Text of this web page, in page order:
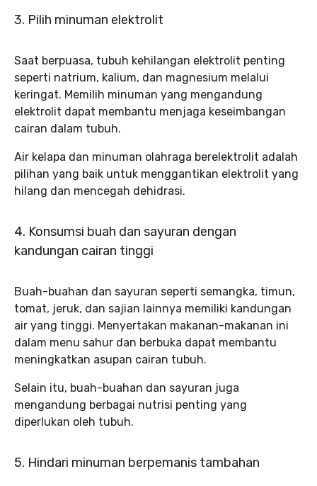
3. Pilih minuman elektrolit
Saat berpuasa, tubuh kehilangan elektrolit penting
seperti natrium, kalium, dan magnesium melalui
keringat. Memilih minuman yang mengandung
elektrolit dapat membantu menjaga keseimbangan
cairan dalam tubuh.
Air kelapa dan minuman olahraga berelektrolit adalah
pilihan yang baik untuk menggantikan elektrolit yang
hilang dan mencegah dehidrasi.
4. Konsumsi buah dan sayuran dengan
kandungan cairan tinggi
Buah-buahan dan sayuran seperti semangka, timun,
tomat, jeruk, dan sajian lainnya memiliki kandungan
air yang tinggi. Menyertakan makanan-makanan ini
dalam menu sahur dan berbuka dapat membantu
meningkatkan asupan cairan tubuh.
Selain itu, buah-buahan dan sayuran juga
mengandung berbagai nutrisi penting yang
diperlukan oleh tubuh.
5. Hindari minuman berpemanis tambahan